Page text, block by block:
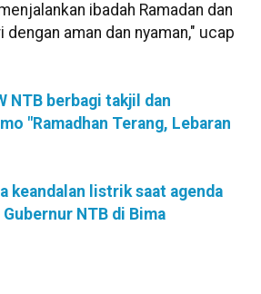
ibadah Ramadan dan
dengan aman dan nyaman," ucap
NTB berbagi takjil dan
"Ramadhan Terang, Lebaran
keandalan listrik saat agenda
Gubernur NTB di Bima